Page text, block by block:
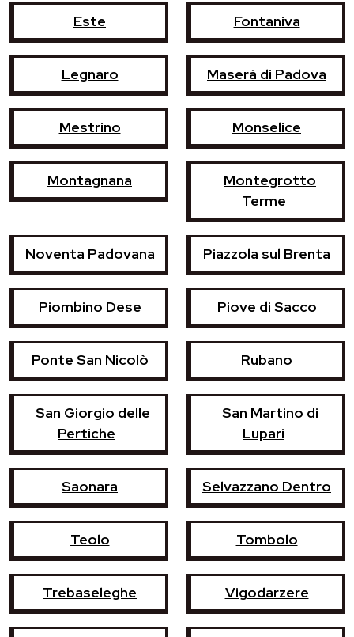
Este Fontaniva
Legnaro Maserà di Padova
Mestrino Monselice
Montagnana
Montegrotto
Terme
Noventa Padovana Piazzola sul Brenta
Piombino Dese Piove di Sacco
Ponte San Nicolò Rubano
San Giorgio delle
Pertiche
San Martino di
Lupari
Saonara Selvazzano Dentro
Teolo Tombolo
Trebaseleghe Vigodarzere